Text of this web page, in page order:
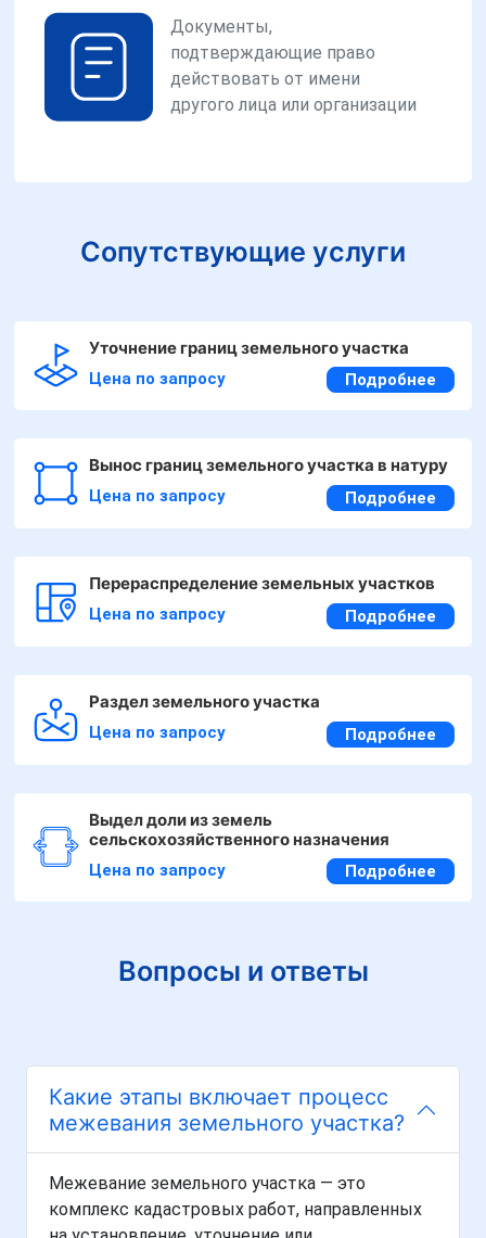
Документы,
подтверждающие право
действовать от имени
другого лица или организации
Сопутствующие услуги
Уточнение границ земельного участка
Цена по запросу Подробнее
Вынос границ земельного участка в натуру
Цена по запросу Подробнее
Перераспределение земельных участков
Цена по запросу Подробнее
Раздел земельного участка
Цена по запросу Подробнее
Выдел доли из земель
сельскохозяйственного назначения
Цена по запросу Подробнее
Вопросы и ответы
Какие этапы включает процесс
межевания земельного участка?
Межевание земельного участка — это
комплекс кадастровых работ, направленных